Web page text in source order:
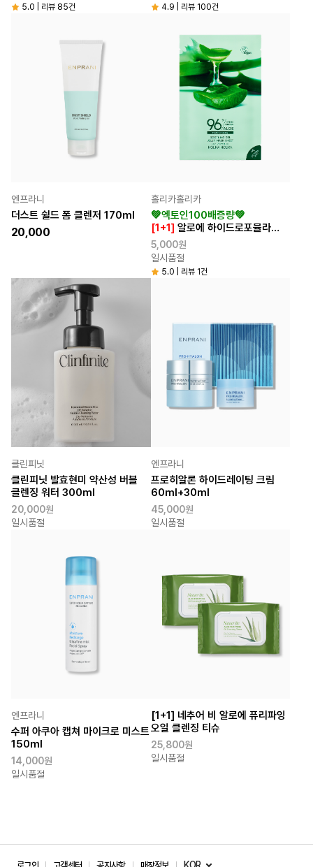
5.0 | 리뷰 85건 4.9 | 리뷰 100건
엔프라니
더스트 쉴드 폼 클렌저 170ml
20,000
홀리카홀리카
💚엑토인100배증량💚
[1+1] 알로에 하이드로포뮬라
96% 수딩젤 젤리마스크 프레쉬
모이스처라이징
5,000원
일시품절
5.0 | 리뷰 1건
클린피닛
클린피닛 발효현미 약산성 버블
클렌징 워터 300ml
20,000원
일시품절
엔프라니
프로히알론 하이드레이팅 크림
60ml+30ml
45,000원
일시품절
엔프라니
수퍼 아쿠아 캡쳐 마이크로 미스트
150ml
14,000원
일시품절
[1+1] 네추어 비 알로에 퓨리파잉
오일 클렌징 티슈
25,800원
일시품절
KOR